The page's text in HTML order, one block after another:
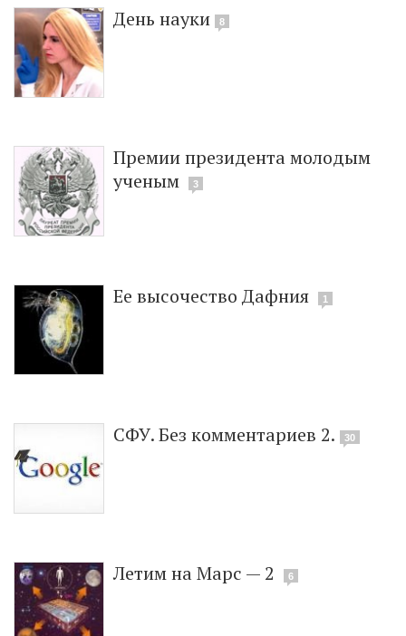
День науки 8
Премии президента молодым
ученым
3
Ее высочество Дафния 1
СФУ. Без комментариев 2. 30
Летим на Марс — 2 6